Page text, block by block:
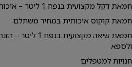
חמאת דקל מקצועית בנפח 1 ליטר – איכות והזנה לעור המטופל
חמאת קוקוס איכותית במחיר משתלם
חמאת שיאה
ולספא
חנויות למטפלים